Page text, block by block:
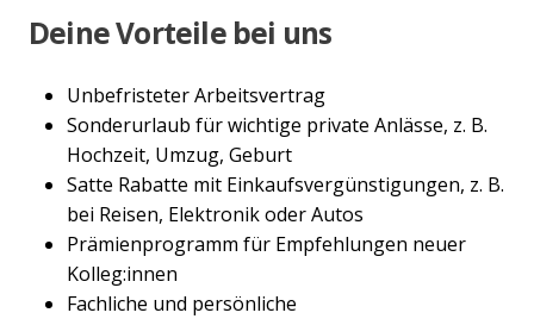
Deine Vorteile bei uns
Unbefristeter Arbeitsvertrag
Sonderurlaub für wichtige private Anlässe, z. B.
Hochzeit, Umzug, Geburt
Satte Rabatte mit Einkaufsvergünstigungen, z. B.
bei Reisen, Elektronik oder Autos
Prämienprogramm für Empfehlungen neuer
Kolleg:innen
Fachliche und persönliche